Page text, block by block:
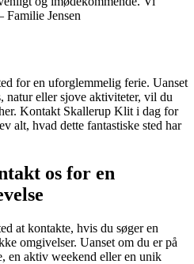
Familie Jensen
for en uforglemmelig ferie. Uanset
natur eller sjove aktiviteter, vil du
Kontakt Skallerup Klit i dag for
alt, hvad dette fantastiske sted har
os for en
at kontakte, hvis du søger en
omgivelser. Uanset om du er på
en aktiv weekend eller en unik